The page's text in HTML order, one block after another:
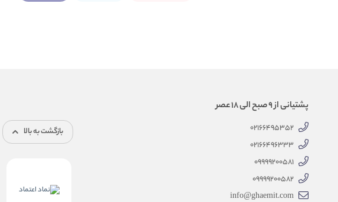
پشتیانی از 9 صبح الی 18 عصر
02166495352
02166496333
09999200581
09999200582
info@ghaemit.com
بازگشت به بالا